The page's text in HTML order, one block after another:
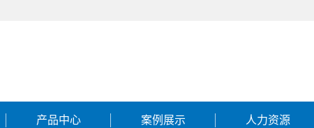
产品中心 案例展示 人力资源